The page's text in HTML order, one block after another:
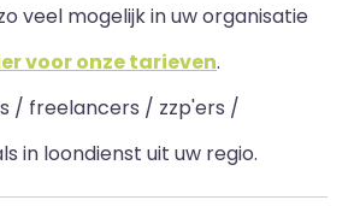
veel mogelijk in uw organisatie
voor onze tarieven.
/ freelancers / zzp'ers /
in loondienst uit uw regio.